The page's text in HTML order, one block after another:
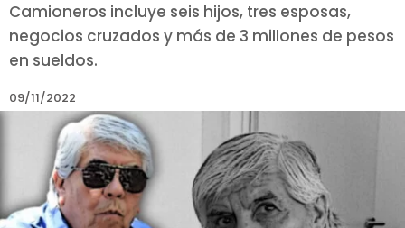
Camioneros incluye seis hijos, tres esposas,
negocios cruzados y más de 3 millones de pesos
en sueldos.
09/11/2022